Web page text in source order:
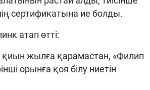
сертификатына ие болды.
атап өтті:
қиын жылға қарамастан, «Филип
орынға қоя білу ниетін